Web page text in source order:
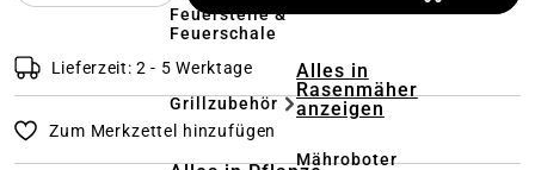
Feuerstelle &
Feuerschale
Grillzubehör
Alles in
Rasenmäher
anzeigen
Mähroboter
Lieferzeit: 2 - 5 Werktage
Zum Merkzettel hinzufügen